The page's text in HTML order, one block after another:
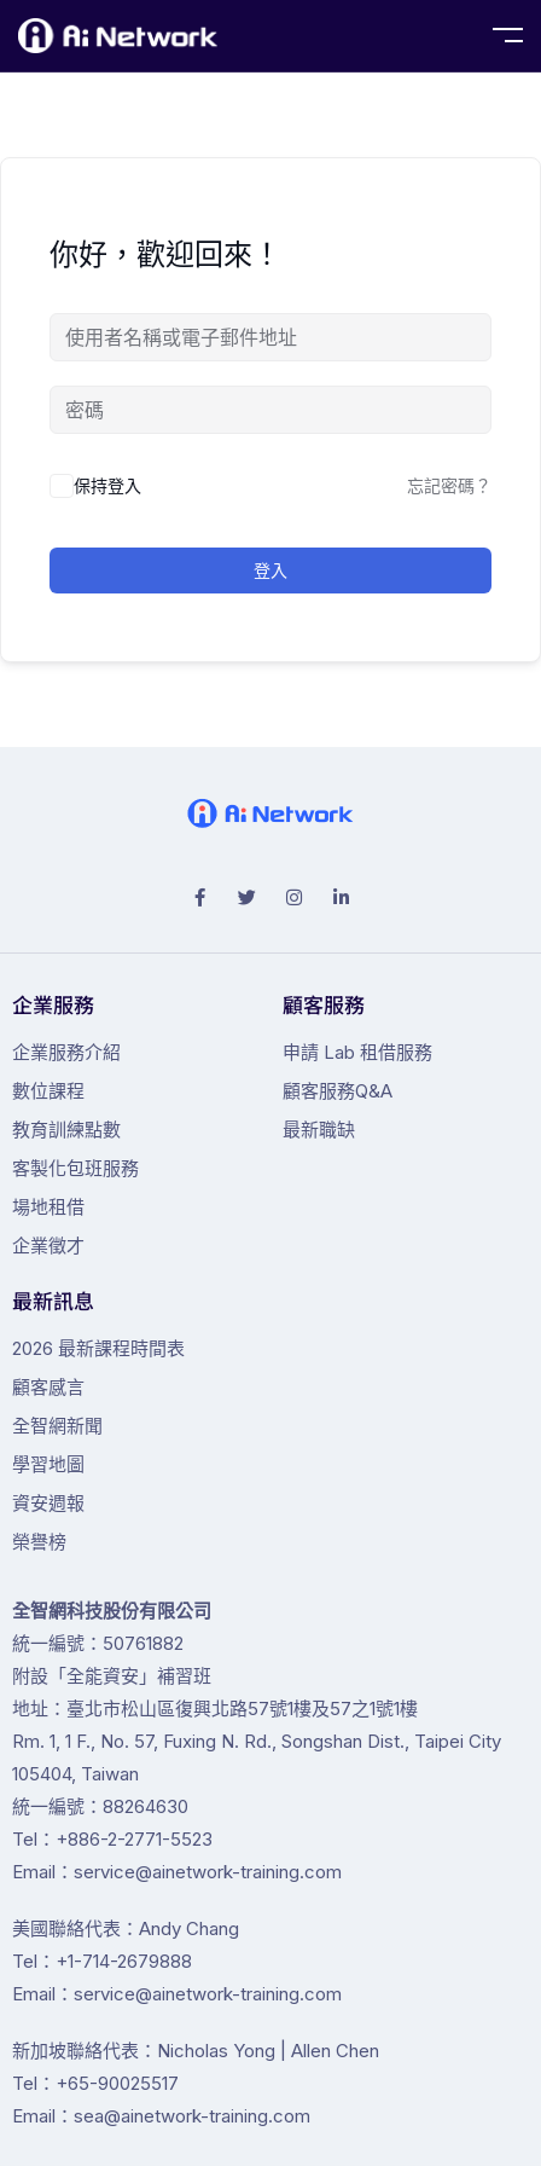
你好，歡迎回來！
保持登入 忘記密碼？
登入
企業服務
企業服務介紹
數位課程
教育訓練點數
客製化包班服務
場地租借
企業徵才
顧客服務
申請 Lab 租借服務
顧客服務Q&A
最新職缺
最新訊息
2026 最新課程時間表
顧客感言
全智網新聞
學習地圖
資安週報
榮譽榜
全智網科技股份有限公司
統一編號：50761882
附設「全能資安」補習班
地址：臺北市松山區復興北路57號1樓及57之1號1樓
Rm. 1, 1 F., No. 57, Fuxing N. Rd., Songshan Dist., Taipei City
105404, Taiwan
統一編號：88264630
Tel：+886-2-2771-5523
Email：service@ainetwork-training.com
美國聯絡代表：Andy Chang
Tel：+1-714-2679888
Email：service@ainetwork-training.com
新加坡聯絡代表：Nicholas Yong | Allen Chen
Tel：+65-90025517
Email：sea@ainetwork-training.com